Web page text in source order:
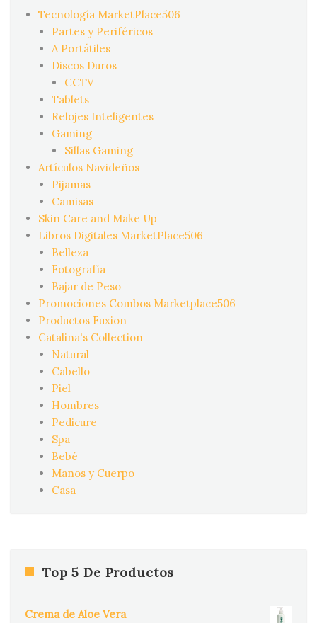
Tecnología MarketPlace506
Partes y Periféricos
A Portátiles
Discos Duros
CCTV
Tablets
Relojes Inteligentes
Gaming
Sillas Gaming
Artículos Navideños
Pijamas
Camisas
Skin Care and Make Up
Libros Digitales MarketPlace506
Belleza
Fotografía
Bajar de Peso
Promociones Combos Marketplace506
Productos Fuxion
Catalina's Collection
Natural
Cabello
Piel
Hombres
Pedicure
Spa
Bebé
Manos y Cuerpo
Casa
Top 5 De Productos
Crema de Aloe Vera